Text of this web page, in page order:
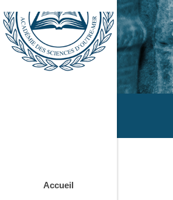
Accueil